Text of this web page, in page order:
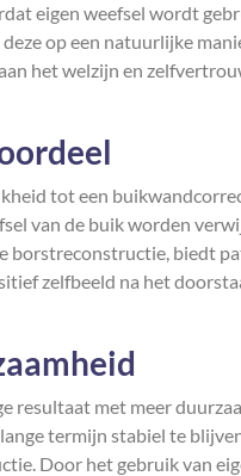
eigen weefsel wordt
op een natuurlijke
het welzijn en
tot een
van de buik worden
borstreconstructie, biedt
zelfbeeld na het
resultaat met meer
termijn stabiel te
Door het gebruik van